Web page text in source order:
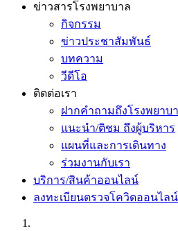
ข่าวสารโรงพยาบาล
กิจกรรม
ข่าวประชาสัมพันธ์
บทความ
วีดีโอ
ติดต่อเรา
ฝากคำถามถึงโรงพยาบ
แนะนำ/ติชม ถึงผู้บริหาร
แผนที่และการเดินทาง
ร่วมงานกับเรา
บริการ/สินค้าออนไลน์
ลงทะเบียนตรวจโควิดออนไลน์